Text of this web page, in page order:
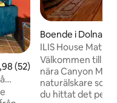
av 5 i genomsnittligt
(52)
Boende i Dolna
ILIS House Matka
Välkommen till
nära Canyon
naturälskare som
du hittat det